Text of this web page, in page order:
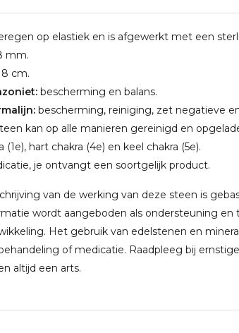
op elastiek en is afgewerkt met een
mm.
cm.
bescherming en balans.
bescherming, reiniging, zet negatieve
kan op alle manieren gereinigd en
(1e), hart chakra (4e) en keel chakra (5e).
je ontvangt een soortgelijk product.
van de werking van deze steen is
wordt aangeboden als ondersteuning
Het gebruik van edelstenen en
of medicatie. Raadpleeg bij
altijd een arts.